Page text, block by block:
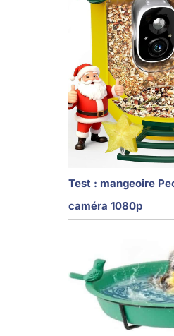
Test : mangeoire
caméra 1080p